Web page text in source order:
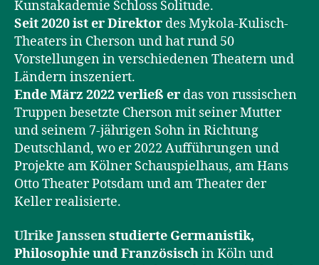
Kunstakademie Schloss Solitude.
Seit 2020 ist er Direktor des Mykola-Kulisch-
Theaters in Cherson und hat rund 50
Vorstellungen in verschiedenen Theatern und
Ländern inszeniert.
Ende März 2022 verließ er das von russischen
Truppen besetzte Cherson mit seiner Mutter
und seinem 7-jährigen Sohn in Richtung
Deutschland, wo er 2022 Aufführungen und
Projekte am Kölner Schauspielhaus, am Hans
Otto Theater Potsdam und am Theater der
Keller realisierte.
Ulrike Janssenstudierte Germanistik,
Philosophie und Französischin Köln und